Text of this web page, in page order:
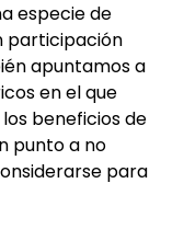
especie de
participación
apuntamos a
en el que
beneficios de
punto a no
para